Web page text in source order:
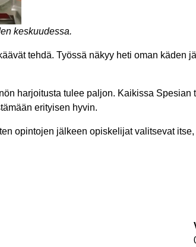
keskuudessa.
tehdä. Työssä näkyy heti oman käden
harjoitusta tulee paljon. Kaikissa
erityisen hyvin.
opintojen jälkeen opiskelijat valitsevat